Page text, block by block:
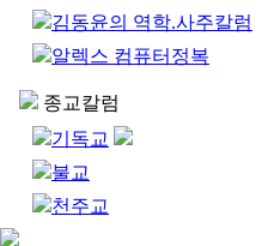
김동윤의 역학.사주칼럼
알렉스 컴퓨터정복
종교칼럼
기독교
불교
천주교